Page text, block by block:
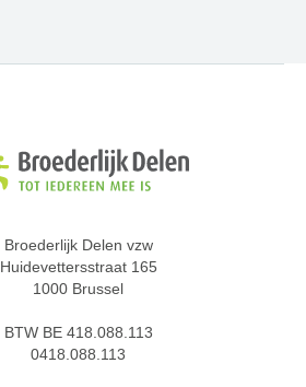
Broederlijk Delen vzw
Huidevettersstraat 165
1000 Brussel
BTW BE 418.088.113
0418.088.113